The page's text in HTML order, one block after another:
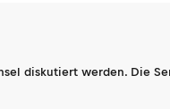
diskutiert werden. Die